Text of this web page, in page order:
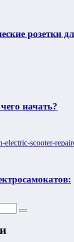
розетки
начать?